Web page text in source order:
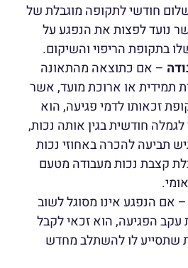
חודשי לתקופה מוגבלת של
אשר נועד לפצות את הנפגע על
בתקופת הריפוי והשיקום.
– אם כתוצאה מהתאונה
תמידית או ארוכת מועד, אשר
זכאותו לדמי פגיעה, הוא
לגמלה חודשית בגין אותה נכות,
תביעה להכרה באחוזי נכות
קצבת נכות מעבודה מטעם
אם הנפגע אינו מסוגל לשוב
עקב הפגיעה, הוא זכאי לקבל
שתסייע לו להשתלב מחדש